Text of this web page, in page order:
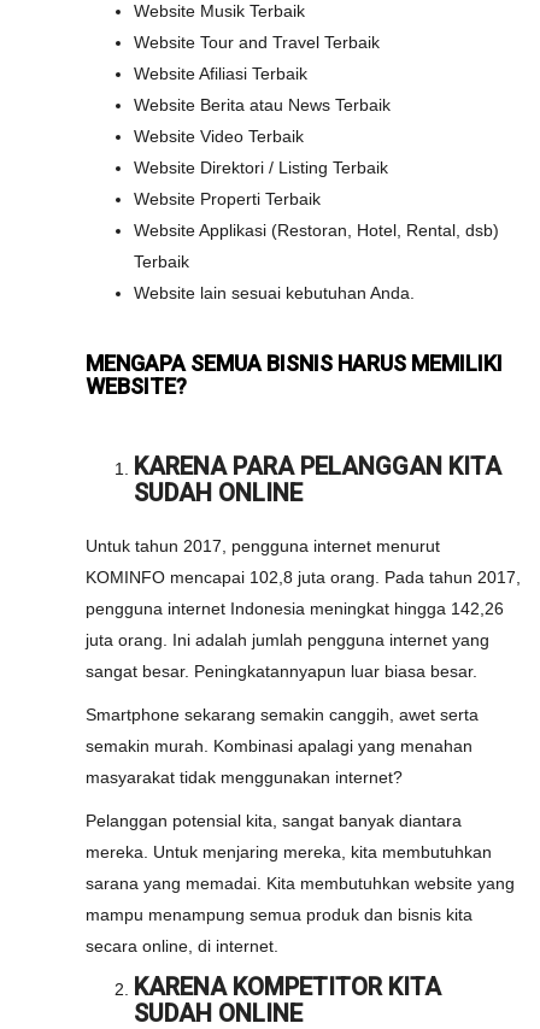
Website Musik Terbaik
Website Tour and Travel Terbaik
Website Afiliasi Terbaik
Website Berita atau News Terbaik
Website Video Terbaik
Website Direktori / Listing Terbaik
Website Properti Terbaik
Website Applikasi (Restoran, Hotel, Rental, dsb)
Terbaik
Website lain sesuai kebutuhan Anda.
MENGAPA SEMUA BISNIS HARUS MEMILIKI
WEBSITE?
KARENA PARA PELANGGAN KITA
SUDAH ONLINE
Untuk tahun 2017, pengguna internet menurut
KOMINFO mencapai 102,8 juta orang. Pada tahun 2017,
pengguna internet Indonesia meningkat hingga 142,26
juta orang. Ini adalah jumlah pengguna internet yang
sangat besar. Peningkatannyapun luar biasa besar.
Smartphone sekarang semakin canggih, awet serta
semakin murah. Kombinasi apalagi yang menahan
masyarakat tidak menggunakan internet?
Pelanggan potensial kita, sangat banyak diantara
mereka. Untuk menjaring mereka, kita membutuhkan
sarana yang memadai. Kita membutuhkan website yang
mampu menampung semua produk dan bisnis kita
secara online, di internet.
KARENA KOMPETITOR KITA
SUDAH ONLINE